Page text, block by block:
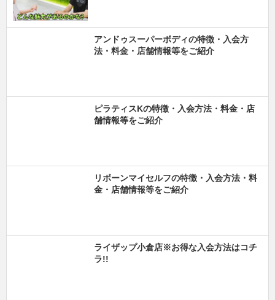
アンドゥスーパーボディの特徴・入会方
法・料金・店舗情報等をご紹介
ピラティスKの特徴・入会方法・料金・店
舗情報等をご紹介
リボーンマイセルフの特徴・入会方法・料
金・店舗情報等をご紹介
ライザップ小倉店※お得な入会方法はコチ
ラ!!